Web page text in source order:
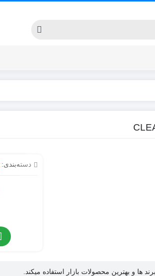
دسته‌بندی:
ها و بهترین محصولات بازار استفاده میکند.